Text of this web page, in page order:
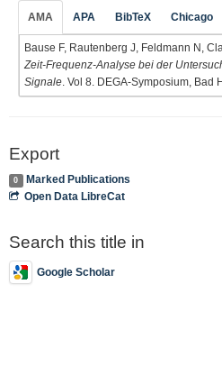
AMA APA BibTeX Chicago
Bause F, Rautenberg J, Feldmann N,
Zeit-Frequenz-Analyse bei der
Signale . Vol 8. DEGA-Symposium, Bad
Export
0
Marked Publications
Open Data LibreCat
Search this title in
Google Scholar